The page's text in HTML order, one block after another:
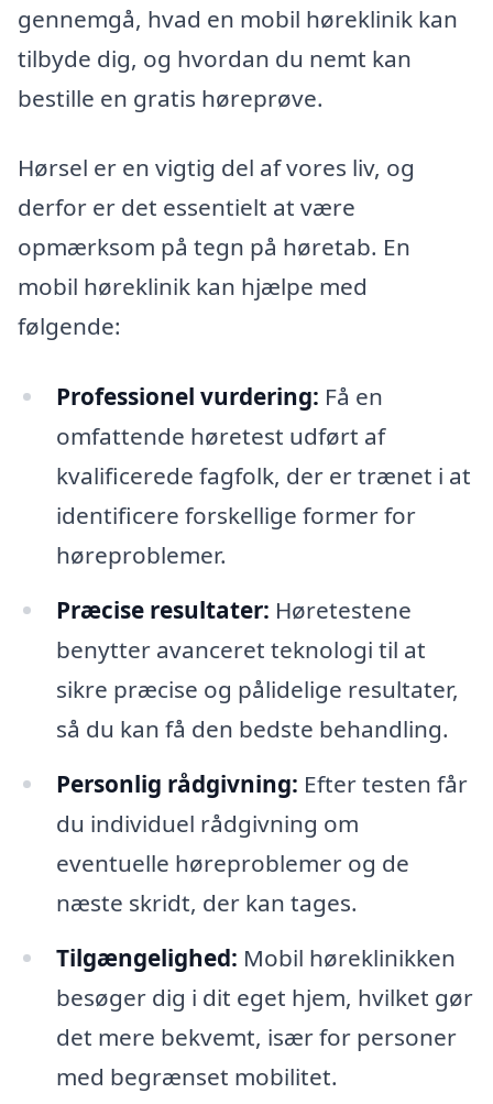
gennemgå, hvad en mobil høreklinik kan
tilbyde dig, og hvordan du nemt kan
bestille en gratis høreprøve.
Hørsel er en vigtig del af vores liv, og
derfor er det essentielt at være
opmærksom på tegn på høretab. En
mobil høreklinik kan hjælpe med
følgende:
Professionel vurdering: Få en
omfattende høretest udført af
kvalificerede fagfolk, der er trænet i at
identificere forskellige former for
høreproblemer.
Præcise resultater: Høretestene
benytter avanceret teknologi til at
sikre præcise og pålidelige resultater,
så du kan få den bedste behandling.
Personlig rådgivning: Efter testen får
du individuel rådgivning om
eventuelle høreproblemer og de
næste skridt, der kan tages.
Tilgængelighed: Mobil høreklinikken
besøger dig i dit eget hjem, hvilket gør
det mere bekvemt, især for personer
med begrænset mobilitet.